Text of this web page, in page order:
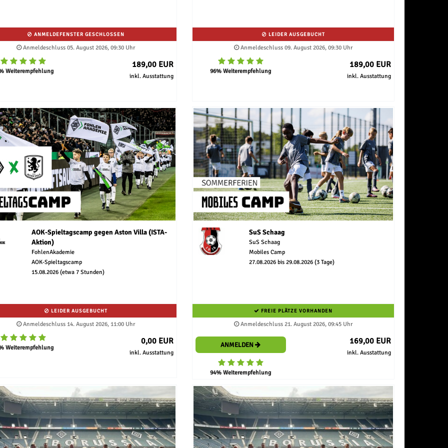
ANMELDEFENSTER GESCHLOSSEN
Anmeldeschluss 05. August 2026, 09:30 Uhr
Weiterempfehlung
189,00 EUR
inkl. Ausstattung
LEIDER AUSGEBUCHT
Anmeldeschluss 09. August 2026, 09:30 Uhr
96% Weiterempfehlung
189,00 EUR
inkl. Ausstattung
AOK-Spieltagscamp gegen Aston Villa (ISTA-
Aktion)
FohlenAkademie
AOK-Spieltagscamp
15.08.2026 (etwa 7 Stunden)
LEIDER AUSGEBUCHT
Anmeldeschluss 14. August 2026, 11:00 Uhr
Weiterempfehlung
0,00 EUR
inkl. Ausstattung
SuS Schaag
SuS Schaag
Mobiles Camp
27.08.2026 bis 29.08.2026 (3 Tage)
FREIE PLÄTZE VORHANDEN
Anmeldeschluss 21. August 2026, 09:45 Uhr
ANMELDEN
94% Weiterempfehlung
169,00 EUR
inkl. Ausstattung